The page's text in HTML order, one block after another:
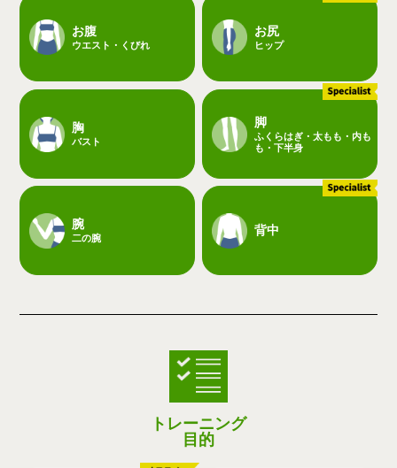
お腹
ウエスト・くびれ
お尻
ヒップ
胸
バスト
脚
ふくらはぎ・太もも・内も
も・下半身
腕
二の腕
背中
トレーニング
目的